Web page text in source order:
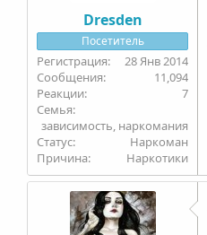
Dresden
Посетитель
28 Янв 2014
11,094
7
Семья
зависимость, наркомания
Статус
Наркоман
Причина
Наркотики